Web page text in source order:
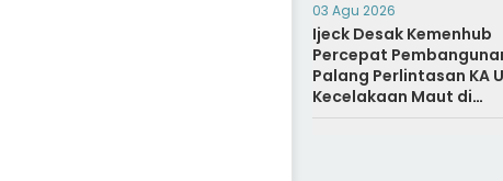
03 Agu 2026
Ijeck Desak Kemenhub
Percepat
Palang Perlintasan KA
Kecelakaan Maut di
Perbaungan